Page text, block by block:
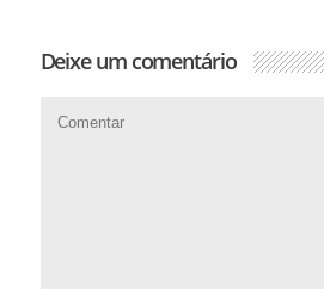
Deixe um comentário